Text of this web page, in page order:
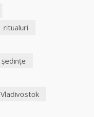
ritualuri
şedinţe
Vladivostok